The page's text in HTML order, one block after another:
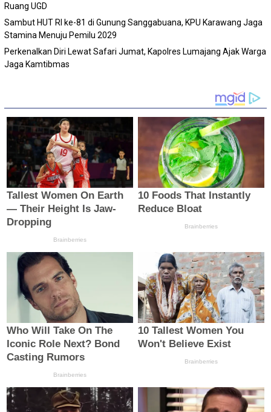
Ruang UGD
Sambut HUT RI ke-81 di Gunung Sanggabuana, KPU Karawang Jaga
Stamina Menuju Pemilu 2029
Perkenalkan Diri Lewat Safari Jumat, Kapolres Lumajang Ajak Warga
Jaga Kamtibmas